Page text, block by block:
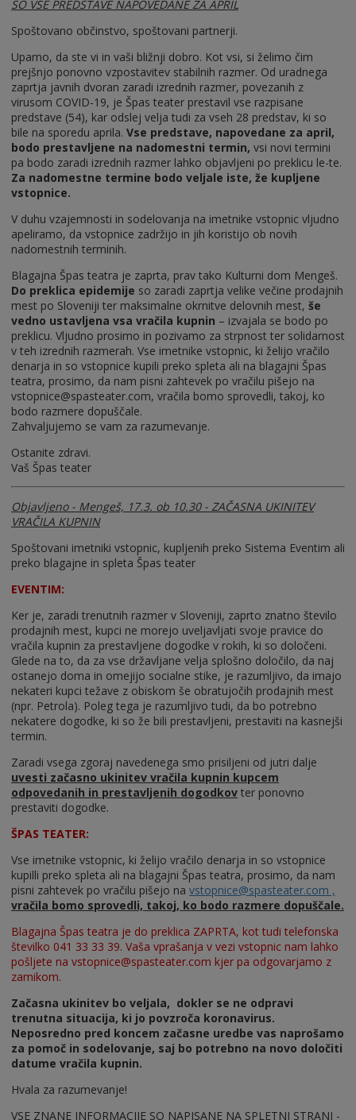
SO VSE PREDSTAVE NAPOVEDANE ZA APRIL
Spoštovano občinstvo, spoštovani partnerji.
Upamo, da ste vi in vaši bližnji dobro. Kot vsi, si želimo čim
prejšnjo ponovno vzpostavitev stabilnih razmer. Od uradnega
zaprtja javnih dvoran zaradi izrednih razmer, povezanih z
virusom COVID-19, je Špas teater prestavil vse razpisane
predstave (54), kar odslej velja tudi za vseh 28 predstav, ki so
bile na sporedu aprila. Vse predstave, napovedane za april,
bodo prestavljene na nadomestni termin, vsi novi termini
pa bodo zaradi izrednih razmer lahko objavljeni po preklicu le-te.
Za nadomestne termine bodo veljale iste, že kupljene
vstopnice.
V duhu vzajemnosti in sodelovanja na imetnike vstopnic vljudno
apeliramo, da vstopnice zadržijo in jih koristijo ob novih
nadomestnih terminih.
Blagajna Špas teatra je zaprta, prav tako Kulturni dom Mengeš.
Do preklica epidemije so zaradi zaprtja velike večine prodajnih
mest po Sloveniji ter maksimalne okrnitve delovnih mest, še
vedno ustavljena vsa vračila kupnin – izvajala se bodo po
preklicu. Vljudno prosimo in pozivamo za strpnost ter solidarnost
v teh izrednih razmerah. Vse imetnike vstopnic, ki želijo vračilo
denarja in so vstopnice kupili preko spleta ali na blagajni Špas
teatra, prosimo, da nam pisni zahtevek po vračilu pišejo na
vstopnice@spasteater.com, vračila bomo sprovedli, takoj, ko
bodo razmere dopuščale.
Zahvaljujemo se vam za razumevanje.
Ostanite zdravi.
Vaš Špas teater
Objavljeno - Mengeš, 17.3. ob 10.30 - ZAČASNA UKINITEV
VRAČILA KUPNIN
Spoštovani imetniki vstopnic, kupljenih preko Sistema Eventim ali
preko blagajne in spleta Špas teater
EVENTIM:
Ker je, zaradi trenutnih razmer v Sloveniji, zaprto znatno število
prodajnih mest, kupci ne morejo uveljavljati svoje pravice do
vračila kupnin za prestavljene dogodke v rokih, ki so določeni.
Glede na to, da za vse državljane velja splošno določilo, da naj
ostanejo doma in omejijo socialne stike, je razumljivo, da imajo
nekateri kupci težave z obiskom še obratujočih prodajnih mest
(npr. Petrola). Poleg tega je razumljivo tudi, da bo potrebno
nekatere dogodke, ki so že bili prestavljeni, prestaviti na kasnejši
termin.
Zaradi vsega zgoraj navedenega smo prisiljeni od jutri dalje
uvesti začasno ukinitev vračila kupnin kupcem
odpovedanih in prestavljenih dogodkov ter ponovno
prestaviti dogodke.
ŠPAS TEATER:
Vse imetnike vstopnic, ki želijo vračilo denarja in so vstopnice
kupilli preko spleta ali na blagajni Špas teatra, prosimo, da nam
pisni zahtevek po vračilu pišejo na vstopnice@spasteater.com ,
vračila bomo sprovedli, takoj, ko bodo razmere dopuščale.
Blagajna Špas teatra je do preklica ZAPRTA, kot tudi telefonska
številko 041 33 33 39. Vaša vprašanja v vezi vstopnic nam lahko
pošljete na vstopnice@spasteater.com kjer pa odgovarjamo z
zamikom.
Začasna ukinitev bo veljala, dokler se ne odpravi
trenutna situacija, ki jo povzroča koronavirus.
Neposredno pred koncem začasne uredbe vas naprošamo
za pomoč in sodelovanje, saj bo potrebno na novo določiti
datume vračila kupnin.
Hvala za razumevanje!
VSE ZNANE INFORMACIJE SO NAPISANE NA SPLETNI STRANI -